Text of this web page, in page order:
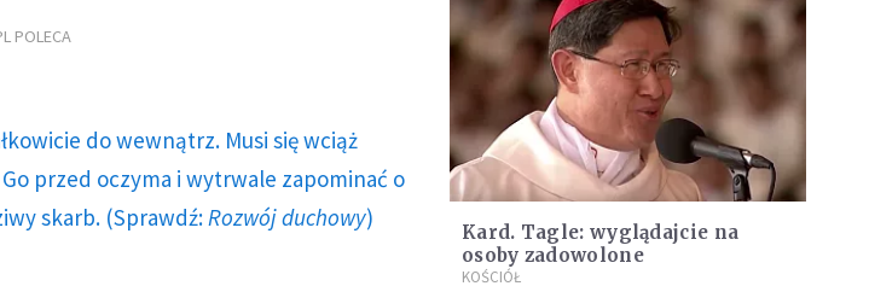
POLECA
do wewnątrz. Musi się wciąż
przed oczyma i wytrwale zapominać o
skarb. (Sprawdź: Rozwój duchowy)
Kard. Tagle: wyglądajcie na
osoby zadowolone
KOŚCIÓŁ